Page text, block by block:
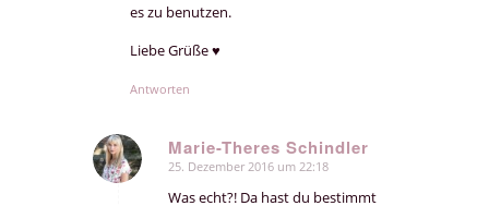
es zu benutzen.
Liebe Grüße ♥
Antworten
Marie-Theres Schindler
sagte:
25. Dezember 2016 um 22:18
Was echt?! Da hast du bestimmt